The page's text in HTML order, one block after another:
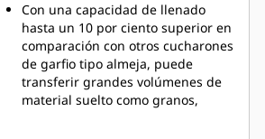
Con una capacidad de llenado
hasta un 10 por ciento superior en
comparación con otros cucharones
de garfio tipo almeja, puede
transferir grandes volúmenes de
material suelto como granos,